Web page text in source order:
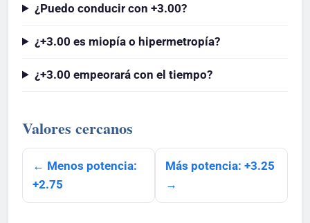
¿Puedo conducir con +3.00?
¿+3.00 es miopía o hipermetropía?
¿+3.00 empeorará con el tiempo?
Valores cercanos
← Menos potencia:
+2.75
Más potencia: +3.25
→